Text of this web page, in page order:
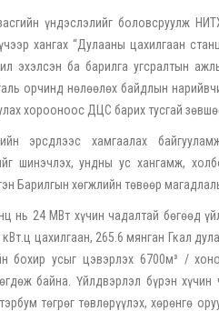
үндэслэлийг боловсруулж
хангах “Дулааны цахилгаан
эхэлсэн ба барилга угсралтын
орчинд нөлөөлөх байдлын
хорооноос ДЦС барих тусгай
эрсдлээс хамгаалах
шинэчлэх, ундны ус хангамж,
Барилгын хөгжлийн төвөөр
нь 24 МВт хүчин чадалтай бөгөөд
цахилгаан, 265.6 мянган Гкал
бохир усыг цэвэрлэх 6700м³ /
байна. Үйлдвэрлэл бүрэн
төгрөг төвлөрүүлэх, хөрөнгө